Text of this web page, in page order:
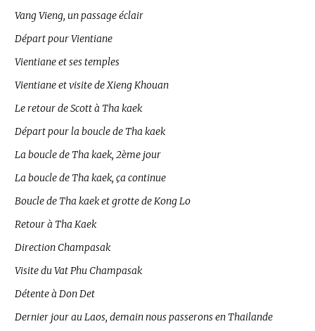
Vang Vieng, un passage éclair
Départ pour Vientiane
Vientiane et ses temples
Vientiane et visite de Xieng Khouan
Le retour de Scott à Tha kaek
Départ pour la boucle de Tha kaek
La boucle de Tha kaek, 2ème jour
La boucle de Tha kaek, ça continue
Boucle de Tha kaek et grotte de Kong Lo
Retour à Tha Kaek
Direction Champasak
Visite du Vat Phu Champasak
Détente à Don Det
Dernier jour au Laos, demain nous passerons en Thailande